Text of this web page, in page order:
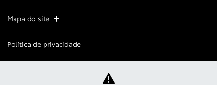
Mapa do site
Política de privacidade
CNPJ: 07.181.850/0003-44